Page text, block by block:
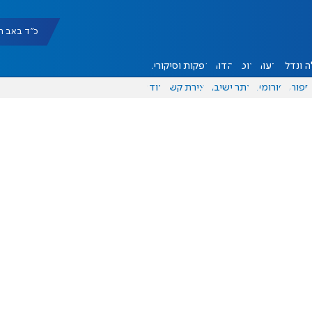
כ"ד באב תשפ"ו
ונדל"ן דעות אוכל יהדות הפקות וסיקורים
ספורט פורומים אתר ישיבה יצירת קשר עוד